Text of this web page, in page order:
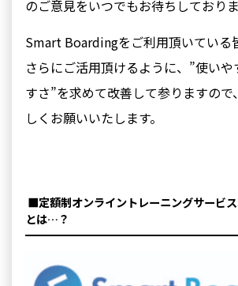
のご意見をいつでもお待ちしておりま
Smart Boardingをご利用頂いている
さらにご活用頂けるように、”使い
すさ”を求めて改善して参りますので
しくお願いいたします。
■定額制オンライントレーニングサー
とは…？